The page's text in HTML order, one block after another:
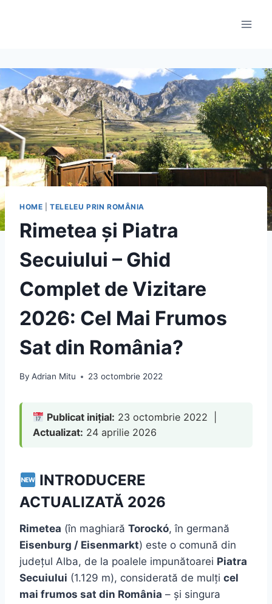
HOME |TELELEU PRIN ROMÂNIA
Rimetea și Piatra
Secuiului – Ghid
Complet de Vizitare
2026: Cel Mai Frumos
Sat din România?
By Adrian Mitu 23 octombrie 2022
Publicat inițial: 23 octombrie 2022 |
Actualizat: 24 aprilie 2026
INTRODUCERE
ACTUALIZATĂ 2026
Rimetea (în maghiară Torockó, în germană
Eisenburg / Eisenmarkt) este o comună din
județul Alba, de la poalele impunătoarei Piatra
Secuiului (1.129 m), considerată de mulți cel
mai frumos sat din România – și singura